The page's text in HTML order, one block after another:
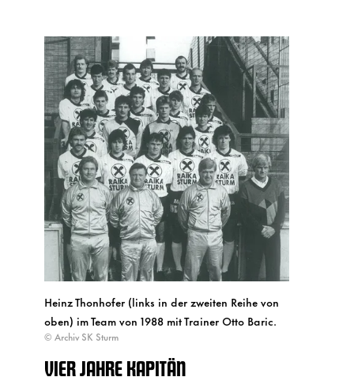
Heinz Thonhofer (links in der zweiten Reihe von
oben) im Team von 1988 mit Trainer Otto Baric.
© Archiv SK Sturm
VIER JAHRE KAPITÄN